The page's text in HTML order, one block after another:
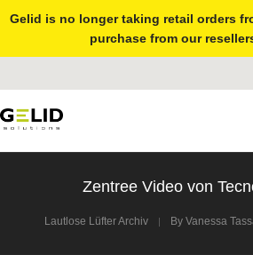
Gelid is no longer taking retail orders
purchase from our
Zentree Video von
Lautlose Lüfter Archiv By Vanessa